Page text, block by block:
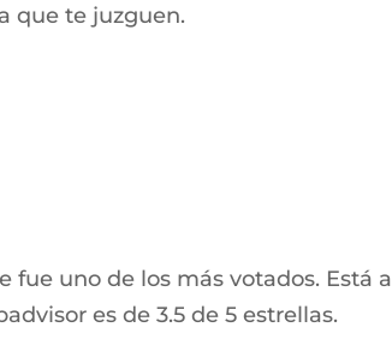
que te juzguen.
fue uno de los más votados. Está
es de 3.5 de 5 estrellas.